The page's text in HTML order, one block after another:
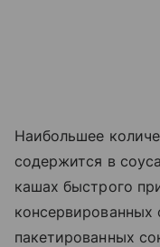
Наибольшее
содержится в
кашах быстрого
консервированных
пакетированных